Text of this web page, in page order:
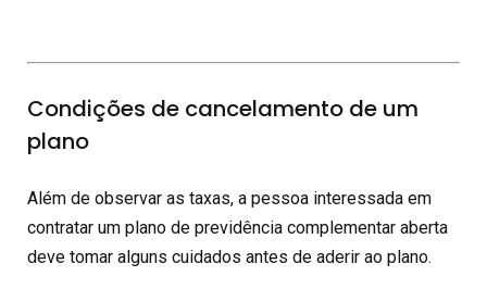
Condições de cancelamento de um
plano
Além de observar as taxas, a pessoa interessada em
contratar um plano de previdência complementar aberta
deve tomar alguns cuidados antes de aderir ao plano.